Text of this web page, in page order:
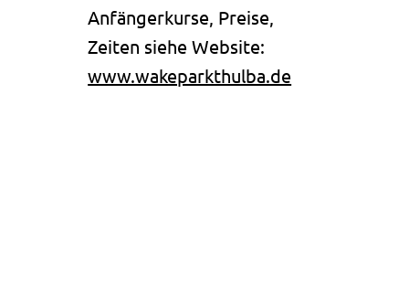
Anfängerkurse, Preise,
Zeiten siehe Website:
www.wakeparkthulba.de